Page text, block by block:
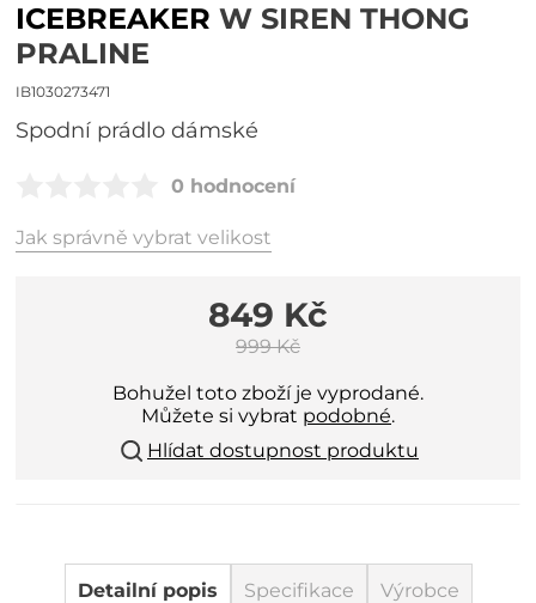
ICEBREAKER W SIREN THONG
PRALINE
IB1030273471
spodní prádlo dámské
0 hodnocení
Jak správně vybrat velikost
849 Kč
999 Kč
Bohužel toto zboží je vyprodané.
Můžete si vybrat podobné.
Hlídat dostupnost produktu
Detailní popis Specifikace Výrobce